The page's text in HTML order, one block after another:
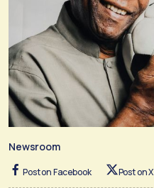
Newsroom
Post on Facebook Post on X